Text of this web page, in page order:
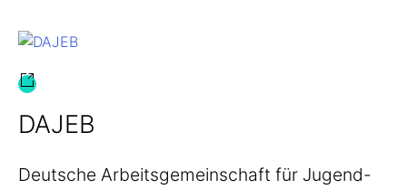
DAJEB
Deutsche Arbeitsgemeinschaft für Jugend-